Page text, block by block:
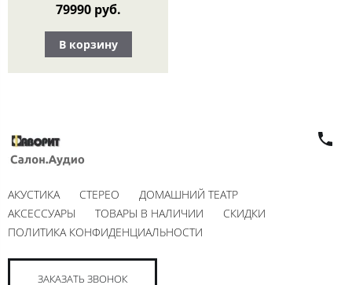
79990 руб.
В корзину
АКУСТИКА СТЕРЕО
ДОМАШНИЙ ТЕАТР
АКСЕССУАРЫ
ТОВАРЫ В НАЛИЧИИ
СКИДКИ
ПОЛИТИКА КОНФИДЕНЦИАЛЬНОСТИ
ЗАКАЗАТЬ ЗВОНОК